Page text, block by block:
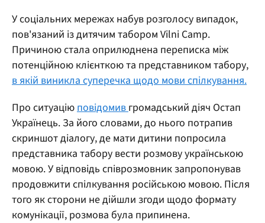
У соціальних мережах набув розголосу випадок,
пов'язаний із дитячим табором Vilni Camp.
Причиною стала оприлюднена переписка між
потенційною клієнткою та представником табору,
в якій виникла суперечка щодо мови спілкування.
Про ситуацію повідомив громадський діяч Остап
Українець. За його словами, до нього потрапив
скриншот діалогу, де мати дитини попросила
представника табору вести розмову українською
мовою. У відповідь співрозмовник запропонував
продовжити спілкування російською мовою. Після
того як сторони не дійшли згоди щодо формату
комунікації, розмова була припинена.